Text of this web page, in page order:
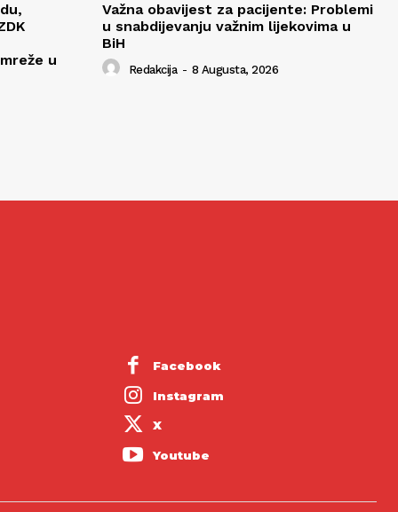
u
Važna obavijest za pacijente: Problemi
u snabdijevanju važnim lijekovima u
BiH
Redakcija - 8 Augusta, 2026
Facebook
Instagram
X
Youtube